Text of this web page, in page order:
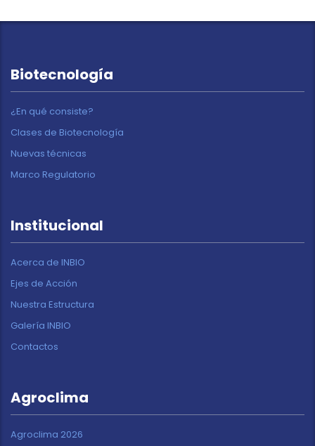
Biotecnología
¿En qué consiste?
Clases de Biotecnología
Nuevas técnicas
Marco Regulatorio
Institucional
Acerca de INBIO
Ejes de Acción
Nuestra Estructura
Galería INBIO
Contactos
Agroclima
Agroclima 2026